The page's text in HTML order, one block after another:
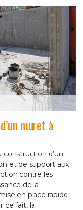
muret à
construction d’un
et de support aux
contre les
de la
en place rapide
ce fait, la